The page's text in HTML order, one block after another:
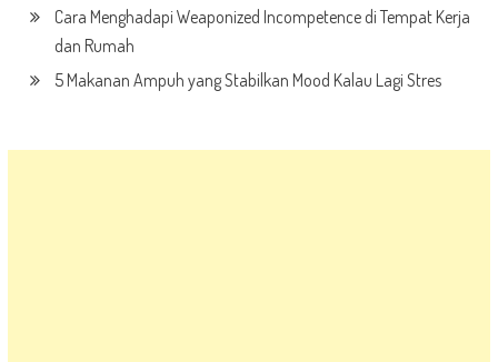
Cara Menghadapi Weaponized Incompetence di Tempat Kerja
dan Rumah
5 Makanan Ampuh yang Stabilkan Mood Kalau Lagi Stres